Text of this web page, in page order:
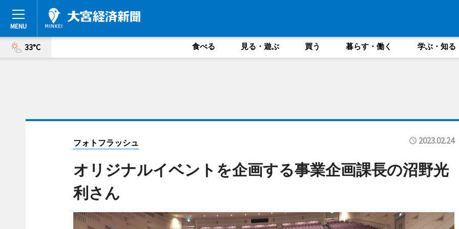
33°C 食べる 見る・遊ぶ 買う 暮らす・働く 学ぶ・知る
フォトフラッシュ 2023.02.24
オリジナルイベントを企画する事業企画課長の沼野光
利さん